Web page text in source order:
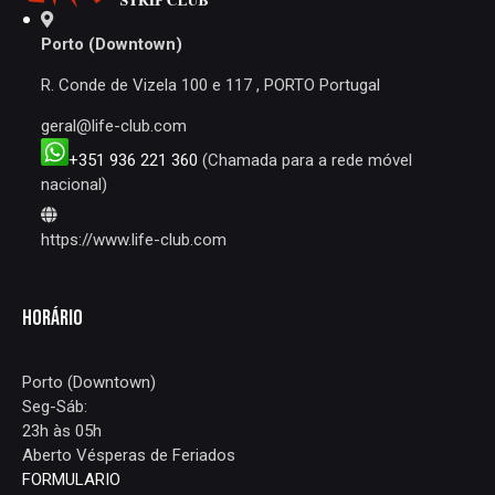
Porto (Downtown)
R. Conde de Vizela 100 e 117 , PORTO Portugal
geral@life-club.com
+351 936 221 360(Chamada para a rede móvel
nacional)
https://www.life-club.com
HORÁRIO
Porto (Downtown)
Seg-Sáb:
23h às 05h
Aberto Vésperas de Feriados
FORMULARIO